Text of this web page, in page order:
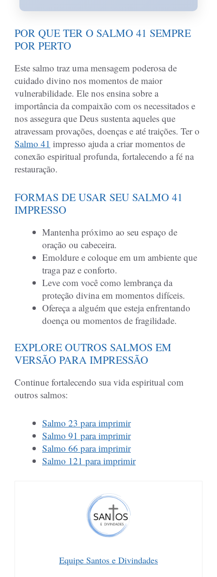
POR QUE TER O SALMO 41 SEMPRE
POR PERTO
Este salmo traz uma mensagem poderosa de
cuidado divino nos momentos de maior
vulnerabilidade. Ele nos ensina sobre a
importância da compaixão com os necessitados e
nos assegura que Deus sustenta aqueles que
atravessam provações, doenças e até traições. Ter o
Salmo 41 impresso ajuda a criar momentos de
conexão espiritual profunda, fortalecendo a fé na
restauração.
FORMAS DE USAR SEU SALMO 41
IMPRESSO
Mantenha próximo ao seu espaço de
oração ou cabeceira.
Emoldure e coloque em um ambiente que
traga paz e conforto.
Leve com você como lembrança da
proteção divina em momentos difíceis.
Ofereça a alguém que esteja enfrentando
doença ou momentos de fragilidade.
EXPLORE OUTROS SALMOS EM
VERSÃO PARA IMPRESSÃO
Continue fortalecendo sua vida espiritual com
outros salmos:
Salmo 23 para imprimir
Salmo 91 para imprimir
Salmo 66 para imprimir
Salmo 121 para imprimir
Equipe Santos e Divindades